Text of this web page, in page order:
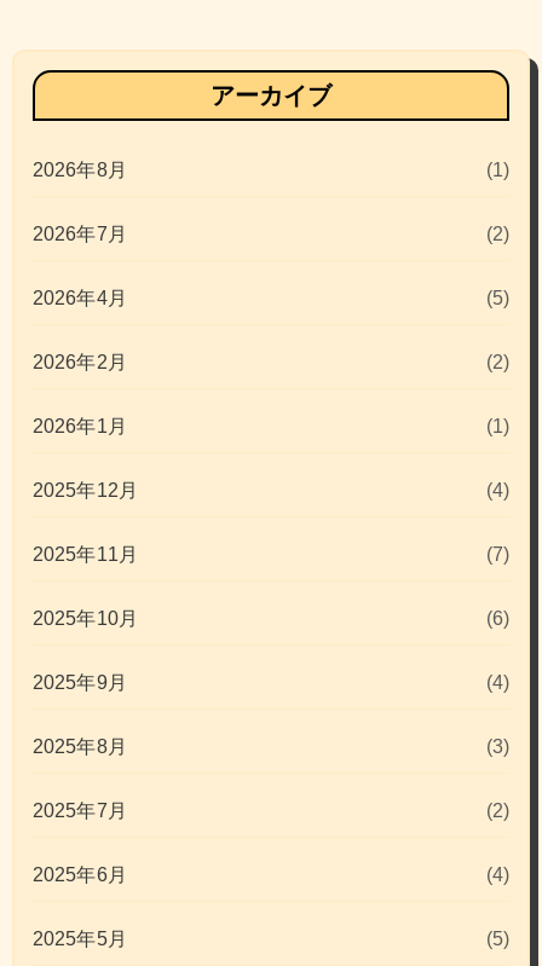
アーカイブ
2026年8月 (1)
2026年7月 (2)
2026年4月 (5)
2026年2月 (2)
2026年1月 (1)
2025年12月 (4)
2025年11月 (7)
2025年10月 (6)
2025年9月 (4)
2025年8月 (3)
2025年7月 (2)
2025年6月 (4)
2025年5月 (5)